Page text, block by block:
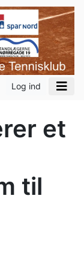
Log ind
et
til